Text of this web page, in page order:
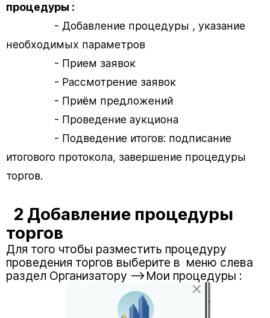
процедуры :
- Добавление процедуры , указание
необходимых параметров
- Прием заявок
- Рассмотрение заявок
- Приём предложений
- Проведение аукциона
- Подведение итогов: подписание
итогового протокола, завершение процедуры
торгов.
2 Добавление процедуры
торгов
Для того чтобы разместить процедуру
проведения торгов выберите в меню слева
раздел Организатору -->Мои процедуры :